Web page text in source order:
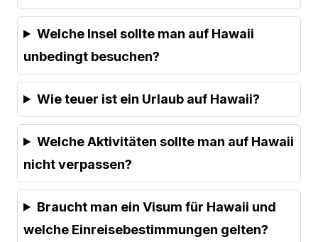
Welche Insel sollte man auf Hawaii
unbedingt besuchen?
Wie teuer ist ein Urlaub auf Hawaii?
Welche Aktivitäten sollte man auf Hawaii
nicht verpassen?
Braucht man ein Visum für Hawaii und
welche Einreisebestimmungen gelten?